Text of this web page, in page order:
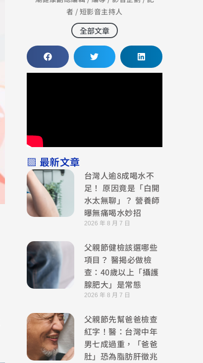
者 / 短影音主持人
全部文章
▧ 最新文章
台灣人逾8成喝水不
足！ 原因竟是「白開
水太無聊」？ 營養師
曝無痛喝水妙招
2026 年 8 月 7 日
父親節健檢該選哪些
項目？ 醫揭必做檢
查：40歲以上「攝護
腺肥大」是常態
2026 年 8 月 7 日
父親節先幫爸爸檢查
紅字！醫：台灣中年
男七成過重，「爸爸
肚」恐為脂肪肝徵兆